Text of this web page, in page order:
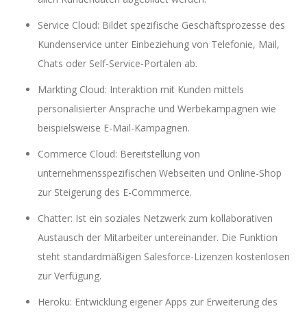
Service Cloud: Bildet spezifische Geschäftsprozesse des
Kundenservice unter Einbeziehung von Telefonie, Mail,
Chats oder Self-Service-Portalen ab.
Markting Cloud: Interaktion mit Kunden mittels
personalisierter Ansprache und Werbekampagnen wie
beispielsweise E-Mail-Kampagnen.
Commerce Cloud: Bereitstellung von
unternehmensspezifischen Webseiten und Online-Shop
zur Steigerung des E-Commmerce.
Chatter: Ist ein soziales Netzwerk zum kollaborativen
Austausch der Mitarbeiter untereinander. Die Funktion
steht standardmäßigen Salesforce-Lizenzen kostenlosen
zur Verfügung.
Heroku: Entwicklung eigener Apps zur Erweiterung des